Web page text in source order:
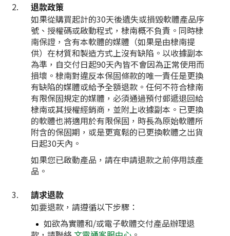
退款政策
如果從購買起計的30天後遺失或損毀軟體產品序
號、授權碼或啟動程式，棣南概不負責。同時棣
南保證，含有本軟體的媒體（如果是由棣南提
供）在材質和製造方式上沒有缺陷。以收據副本
為準，自交付日起90天內皆不會因為正常使用而
損壞。棣南對違反本保固條款的唯一責任是更換
有缺陷的媒體或給予全額退款。任何不符合棣南
有限保固規定的媒體，必須通過預付郵遞退回給
棣南或其授權經銷商，並附上收據副本。已更換
的軟體也將適用於有限保固，時長為原始軟體所
附含的保固期，或是更寬鬆的已更換軟體之出貨
日起30天內。
如果您已啟動產品，請在申請退款之前停用該產
品。
請求退款
如要退款，請遵循以下步驟：
如欲為實體和/或電子軟體交付產品辦理退